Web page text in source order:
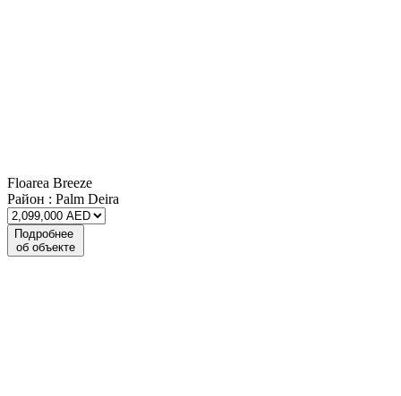
Floarea Breeze
Район : Palm Deira
Подробнее
об объекте